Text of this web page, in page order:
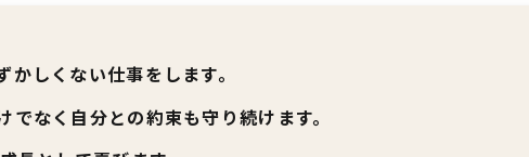
しくない仕事をします。
なく自分との約束も守り続けます。